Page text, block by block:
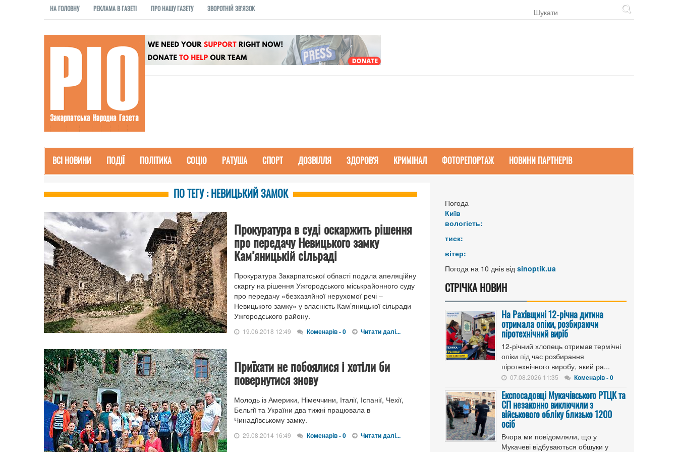
НА ГОЛОВНУ РЕКЛАМА В ГАЗЕТІ ПРО НАШУ ГАЗЕТУ ЗВОРОТНІЙ ЗВ'ЯЗОК
ВСІ НОВИНИ ПОДІЇ ПОЛІТИКА СОЦІО РАТУША СПОРТ ДОЗВІЛЛЯ ЗДОРОВ'Я КРИМІНАЛ ФОТОРЕПОРТАЖ НОВИНИ ПАРТНЕРІВ
ПО ТЕГУ : НЕВИЦЬКИЙ ЗАМОК
Прокуратура в суді оскаржить рішення
про передачу Невицького замку
Кам’яницькій сільраді
Прокуратура Закарпатської області подала апеляційну
скаргу на рішення Ужгородського міськрайонного суду
про передачу «безхазяйної нерухомої речі –
Невицького замку» у власність Кам’яницької сільради
Ужгородського району.
19.06.2018 12:49 Коменарів - 0 Читати далі...
Приїхати не побоялися і хотіли би
повернутися знову
Молодь із Америки, Німеччини, Італії, Іспанії, Чехії,
Бельгії та України два тижні працювала в
Чинадіївському замку.
29.08.2014 16:49 Коменарів - 0 Читати далі...
Погода
Київ
вологість:
тиск:
вітер:
Погода на 10 днів від sinoptik.ua
СТРІЧКА НОВИН
На Рахівщині 12-річна дитина
отримала опіки, розбираючи
піротехнічний виріб
12-річний хлопець отримав термічні
опіки під час розбирання
піротехнічного виробу, який ра...
07.08.2026 11:35 Коменарів - 0
Експосадовці Мукачівського РТЦК та
СП незаконно виключили з
військового обліку близько 1200
осіб
Вчора ми повідомляли, що у
Мукачеві відбуваються обшуки у